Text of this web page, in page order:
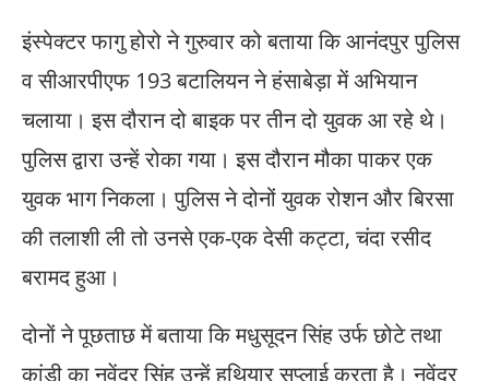
इंस्पेक्टर फागु होरो ने गुरुवार को बताया कि आनंदपुर पुलिस
व सीआरपीएफ 193 बटालियन ने हंसाबेड़ा में अभियान
चलाया। इस दौरान दो बाइक पर तीन दो युवक आ रहे थे।
पुलिस द्वारा उन्हें रोका गया। इस दौरान मौका पाकर एक
युवक भाग निकला। पुलिस ने दोनों युवक रोशन और बिरसा
की तलाशी ली तो उनसे एक-एक देसी कट्टा, चंदा रसीद
बरामद हुआ।
दोनों ने पूछताछ में बताया कि मधुसूदन सिंह उर्फ छोटे तथा
कांडी का नवेंद्र सिंह उन्हें हथियार सप्लाई करता है। नवेंद्र